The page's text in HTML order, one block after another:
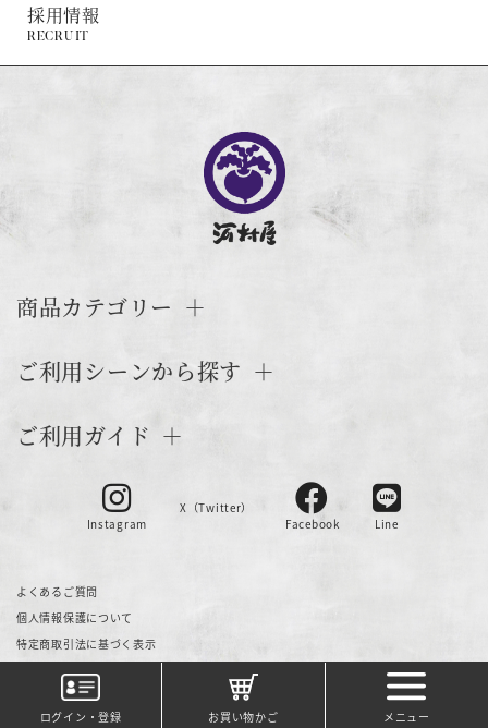
ログイン・登録 お買い物かご メニュー
RECRUIT
採用情報
商品カテゴリー
ご利用シーンから探す
ご利用ガイド
Instagram
X（Twitter）
Facebook
Line
よくあるご質問
個人情報保護について
特定商取引法に基づく表示
© 河村屋 All Rights Reserved.